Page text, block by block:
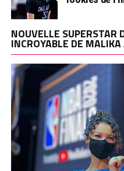
NOUVELLE SUPERSTAR
INCROYABLE DE